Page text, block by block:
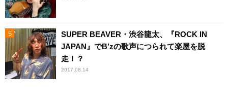
SUPER BEAVER・渋谷龍太、『ROCK IN
JAPAN』でB’zの歌声につられて楽屋を脱
走！？
2017.08.14